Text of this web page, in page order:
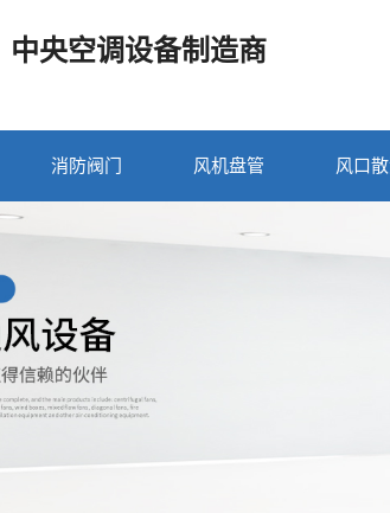
中央空调设备制造商
消防阀门 风机盘管 风口